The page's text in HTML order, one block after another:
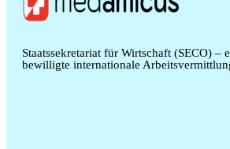
Staatssekretariat für Wirtschaft (SECO) –
bewilligte internationale